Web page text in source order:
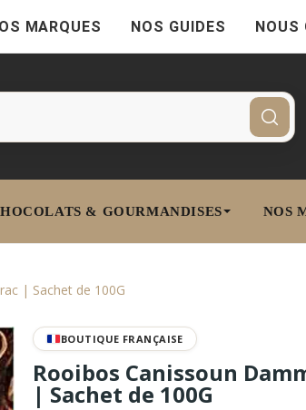
MARQUES NOS GUIDES NOUS
& GOURMANDISES NOS
| Sachet de 100G
BOUTIQUE FRANÇAISE
Rooibos Canissoun
| Sachet de 100G